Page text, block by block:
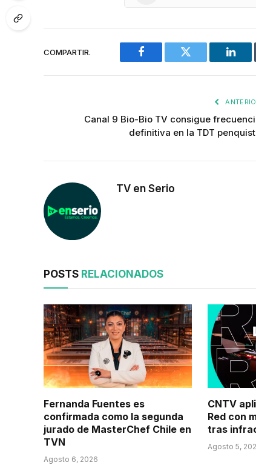
COMPARTIR.
Facebook Twitter
Canal 9 Bio-Bio TV consigue
definitiva en la TDT
TV en Serio
POSTS RELACIONADOS
Fernanda Fuentes es
confirmada como la segunda
jurado de MasterChef Chile en
TVN
Agosto 6, 2026
CNTV
Red con
tras
Agosto 5,